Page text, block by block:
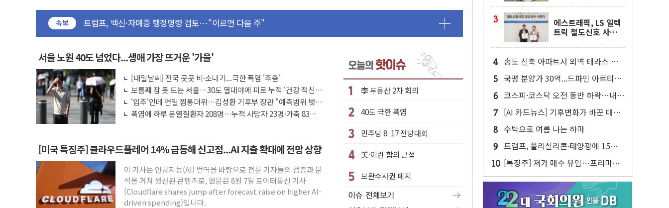
속보
트럼프, 백신·자폐증 행정명령 검토…"이르면 다음 주"
美 항소법원, 백악관 무도회장 공사 중단 명령…트럼프 제동
이란 핵심 원유 수출항 '하르그섬', 최근 1주일 이상 '올스톱'… 美 해상봉쇄 영향
美 고용 쇼크에 엔화 장중 급등…시장은 "또 개입했나" 촉각
[AI MY 뉴스] 뉴욕 반도체주 프리뷰...美 고용 쇼크에 반도체주 '활짝'
뉴욕증시 프리뷰, 美 고용 쇼크에 금리 인상 우려 후퇴…나스닥 선물 1%대 상승
[종합] 美 7월 고용 2만3000명 감소 '쇼크'…9월 금리 인상 기대 후퇴
[사진] 이슬람 수니파 3개국, 공동방위협정 체결
뉴욕증시 개장 전 특징주...아틀라시안·클라우드플레어·태양광주↑ VS 트레이드데스크·웬디스↓
보훈부, 미 DPAA와 MOU… "6·25 미군 실종자 7359명 끝까지 찾겠다"
트럼프 "금리 내려야"…파월 때와 달리 워시엔 톤 낮춰
특정 정치인 측근 포항시 정책특보 내정설...포항시 '시끌'
李 "해남 태양광, 대한민국 다음 100년 밑거름…수도권 집중 완화 전환점"
서울 노원 40도 넘었다...생애 가장 뜨거운 '가을'
[내일날씨] 전국 곳곳 비·소나기...극한 폭염 '주춤'
보름째 잠 못 드는 서울…30도 열대야에 피로 누적 '건강 적신
호'
'입추'인데 연일 찜통더위…김성환 기후부 장관 "예측범위 벗어
나도 즉시대응"
폭염에 하루 온열질환자 208명…누적 사망자 23명·가축 83만
[미국 특징주] 클라우드플레어 14% 급등해 신고점...AI 지출 확대에 전망 상향
이 기사는 인공지능(AI) 번역을 바탕으로 전문 기자들의 검증과 분
석을 거쳐 생산된 콘텐츠로, 원문은 8월 7일 로이터통신 기사
(Cloudflare shares jump after forecast raise on higher AI-
driven spending)입니다.
李 부동산 2차 회의
40도 극한 폭염
민주당 8·17 전당대회
美·이란 합의 근접
보완수사권 폐지
가' 조건
에스트래픽, LS 일렉
트릭 철도신호 사업
송도 신축 아파트서 외벽 테라스 떨
어져…SK에코플랜트 "전수 조사"
국평 분양가 30억...드파인 아르티아
15가구 '줍줍' 나왔다
코스피·코스닥 오전 동반 하락…내
린 종목이 두 배 넘어
[AI 카드뉴스] 기후변화가 바꾼 대한
민국 여름
수박으로 여름 나는 하마
트럼프, 폴리실리콘·태양광에 15%
관세…한국 등엔 '합산 상한' 적용
[특징주] 저가 매수 유입…프리마켓
대형주 소폭 반등